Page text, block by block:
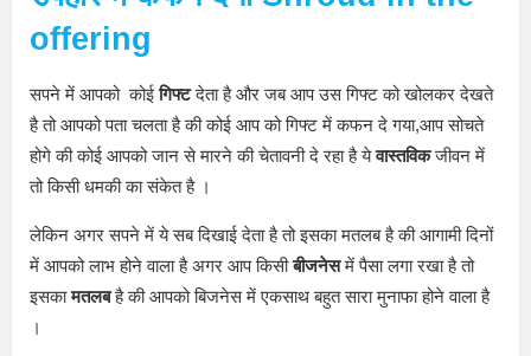
offering
सपने में आपको कोईगिफ्टदेता है और जब आप उस गिफ्ट को खोलकर देखते
है तो आपको पता चलता है की कोई आप को गिफ्ट में कफन दे गया,आप सोचते
होगे की कोई आपको जान से मारने की चेतावनी दे रहा है येवास्तविकजीवन में
तो किसी धमकी का संकेत है ।
लेकिन अगर सपने में ये सब दिखाई देता है तो इसका मतलब है की आगामी दिनों
में आपको लाभ होने वाला है अगर आप किसीबीजनेसमें पैसा लगा रखा है तो
इसकामतलबहै की आपको बिजनेस में एकसाथ बहुत सारा मुनाफा होने वाला है
।